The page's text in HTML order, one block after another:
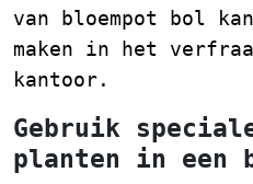
van bloempot bol
maken in het
kantoor.
Gebruik
planten in een